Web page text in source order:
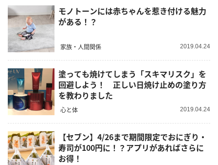
モノトーンには赤ちゃんを惹き付ける魅力
がある！？
家族・人間関係 2019.04.24
塗っても焼けてしまう「スキマリスク」を
回避しよう！ 正しい日焼け止めの塗り方
を教わりました
心と体 2019.04.24
【セブン】4/26まで期間限定でおにぎり・
寿司が100円に！？アプリがあればさらに
お得！